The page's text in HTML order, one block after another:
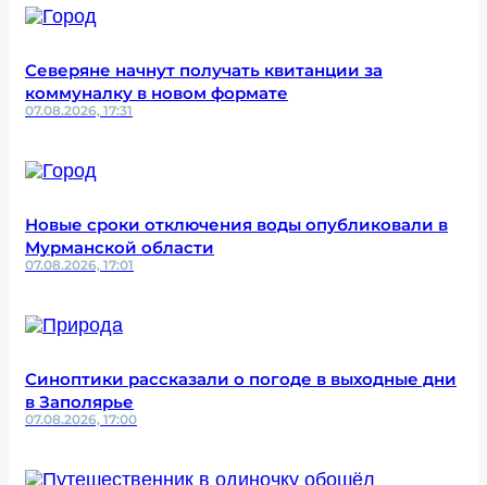
Северяне начнут получать квитанции за
коммуналку в новом формате
07.08.2026, 17:31
Новые сроки отключения воды опубликовали в
Мурманской области
07.08.2026, 17:01
Синоптики рассказали о погоде в выходные дни
в Заполярье
07.08.2026, 17:00